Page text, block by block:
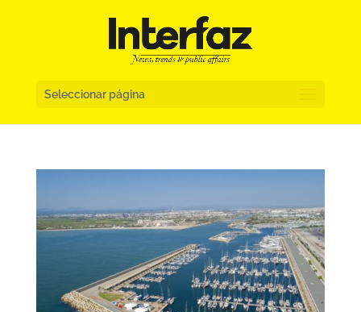
Seleccionar página